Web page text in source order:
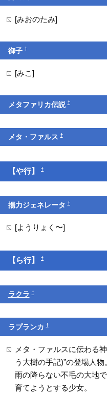
[みおのたみ]
御子†
[みこ]
メタファリカ伝説†
メタ・ファルス†
【や行】†
揚力ジェネレータ†
[ようりょく〜]
【ら行】†
ラクラ †
ラプランカ†
メタ・ファルスに伝わる
う大樹の手記)”の登場人物
雨の降らない不毛の大地
育てようとする少女。